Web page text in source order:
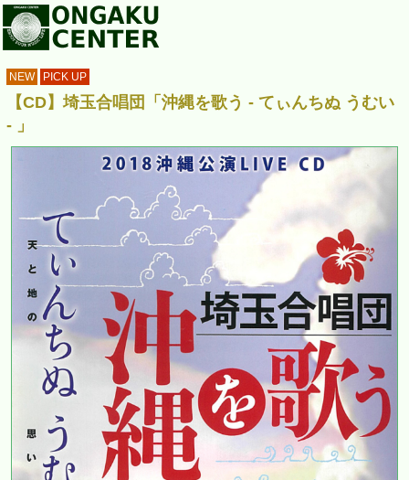
NEW PICK UP
【CD】埼玉合唱団「沖縄を歌う - てぃんちぬ うむい
- 」